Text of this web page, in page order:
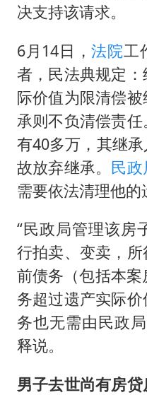
决支持该请求。
6月14日，法院工
者，民法典规定
际价值为限清偿
承则不负清偿责
有40多万，其继
故放弃继承。 民政
需要依法清理他的
“民政局管理该房
行拍卖、变卖，
前债务（包括本
务超过遗产实际
务也无需由民政
释说。
男子去世尚有房